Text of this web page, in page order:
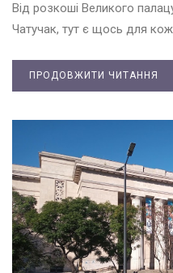
Від розкоші Великого
Чатучак, тут є щось для
ПРОДОВЖИТИ ЧИТАННЯ